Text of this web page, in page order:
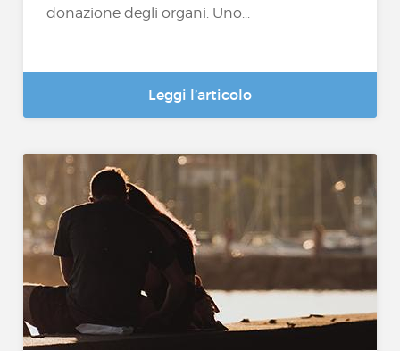
donazione degli organi. Uno...
Leggi l’articolo